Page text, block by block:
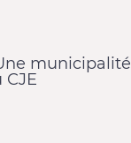
municipalité
CJE